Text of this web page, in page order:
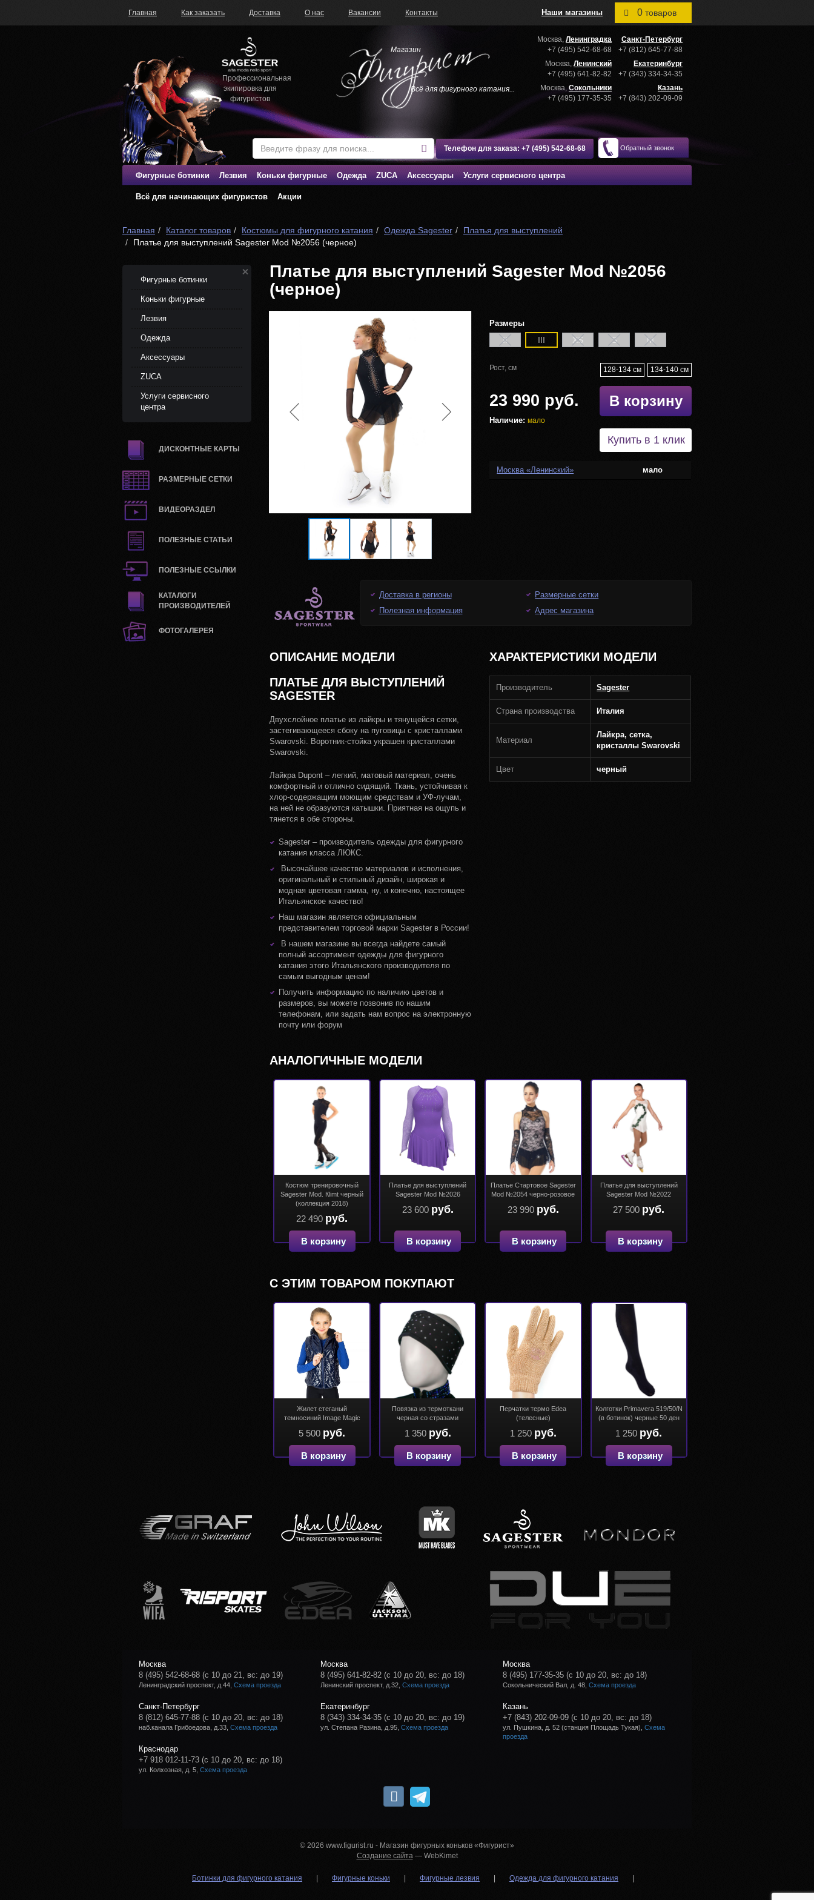
Главная Как заказать Доставка О нас Вакансии Контакты 0 товаров
Наши магазины
Профессиональная
экипировка для
фигуристов
Магазин
Всё для фигурного катания...
Телефон для заказа: +7 (495) 542-68-68
Москва, Ленинградка
+7 (495) 542-68-68
Москва, Ленинский
+7 (495) 641-82-82
Москва, Сокольники
+7 (495) 177-35-35
Санкт-Петербург
+7 (812) 645-77-88
Екатеринбург
+7 (343) 334-34-35
Казань
+7 (843) 202-09-09
Обратный звонок
Фигурные ботинки Лезвия Коньки фигурные Одежда ZUCA Аксессуары Услуги сервисного центра
Всё для начинающих фигуристов Акции
Главная Каталог товаров Костюмы для фигурного катания Одежда Sagester
Платья для выступлений
Платье для выступлений Sagester Mod №2056 (черное)
Фигурные ботинки
Коньки фигурные
Лезвия
Одежда
Аксессуары
ZUCA
Услуги сервисного
центра
ДИСКОНТНЫЕ КАРТЫ
РАЗМЕРНЫЕ СЕТКИ
ВИДЕОРАЗДЕЛ
ПОЛЕЗНЫЕ СТАТЬИ
ПОЛЕЗНЫЕ ССЫЛКИ
КАТАЛОГИ
ПРОИЗВОДИТЕЛЕЙ
ФОТОГАЛЕРЕЯ
Платье для выступлений Sagester Mod №2056
(черное)
Размеры
II III XS S M
Рост, см 128-134 см 134-140 см
23 990 руб.
Наличие:мало
В корзину
Купить в 1 клик
Москва «Ленинский» мало
Доставка в регионы
Размерные сетки
Полезная информация
Адрес магазина
ОПИСАНИЕ МОДЕЛИ
ПЛАТЬЕ ДЛЯ ВЫСТУПЛЕНИЙ
SAGESTER
Двухслойное платье из лайкры и тянущейся сетки,
застегивающееся сбоку на пуговицы с кристаллами
Swarovski. Воротник-стойка украшен кристаллами
Swarovski.
Лайкра Dupont – легкий, матовый материал, очень
комфортный и отлично сидящий. Ткань, устойчивая к
хлор-содержащим моющим средствам и УФ-лучам,
на ней не образуются катышки. Приятная на ощупь и
тянется в обе стороны.
Sagester – производитель одежды для фигурного
катания класса ЛЮКС.
Высочайшее качество материалов и исполнения,
оригинальный и стильный дизайн, широкая и
модная цветовая гамма, ну, и конечно, настоящее
Итальянское качество!
Наш магазин является официальным
представителем торговой марки Sagester в России!
В нашем магазине вы всегда найдете самый
полный ассортимент одежды для фигурного
катания этого Итальянского производителя по
самым выгодным ценам!
Получить информацию по наличию цветов и
размеров, вы можете позвонив по нашим
телефонам, или задать нам вопрос на электронную
почту или форум
ХАРАКТЕРИСТИКИ МОДЕЛИ
Производитель Sagester
Страна производства Италия
Материал
Лайкра, сетка,
кристаллы Swarovski
Цвет черный
АНАЛОГИЧНЫЕ МОДЕЛИ
Костюм тренировочный
Sagester Mod. Кlimt черный
(коллекция 2018)
22 490 руб.
В корзину
Платье для выступлений
Sagester Mod №2026
23 600 руб.
В корзину
Платье Стартовое Sagester
Mod №2054 черно-розовое
23 990 руб.
В корзину
Платье для выступлений
Sagester Mod №2022
27 500 руб.
В корзину
С ЭТИМ ТОВАРОМ ПОКУПАЮТ
Жилет стеганый
темносиний Image Magic
5 500 руб.
В корзину
Повязка из термоткани
черная со стразами
1 350 руб.
В корзину
Перчатки термо Edea
(телесные)
1 250 руб.
В корзину
Колготки Primavera 519/50/N
(в ботинок) черные 50 ден
1 250 руб.
В корзину
Москва
8 (495) 542-68-68 (с 10 до 21, вс: до 19)
Ленинградский проспект, д.44, Схема проезда
Москва
8 (495) 641-82-82 (с 10 до 20, вс: до 18)
Ленинский проспект, д.32,Схема проезда
Москва
8 (495) 177-35-35 (с 10 до 20, вс: до 18)
Сокольнический Вал, д. 48, Схема проезда
Санкт-Петербург
8 (812) 645-77-88 (с 10 до 20, вс: до 18)
наб.канала Грибоедова, д.33, Схема проезда
Екатеринбург
8 (343) 334-34-35 (с 10 до 20, вс: до 19)
ул. Степана Разина, д.95,Схема проезда
Казань
+7 (843) 202-09-09 (с 10 до 20, вс: до 18)
ул. Пушкина, д. 52 (станция Площадь Тукая), Схема
проезда
Краснодар
+7 918 012-11-73 (с 10 до 20, вс: до 18)
ул. Колхозная, д. 5, Схема проезда
© 2026 www.figurist.ru - Магазин фигурных коньков «Фигурист»
Создание сайта — WebKimet
Ботинки для фигурного катания | Фигурные коньки | Фигурные лезвия | Одежда для фигурного катания |